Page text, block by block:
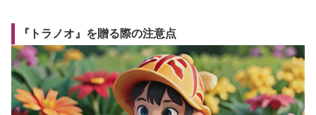
『トラノオ』を贈る際の注意点